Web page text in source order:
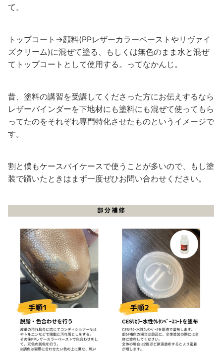
て。
トップコート→顔料(PPレザーカラーペーストやリヴァイ
ズクリーム)に混ぜて塗る、もしくは無色のまま水と混ぜ
てトップコートとして使用する。ってなかんじ。
昔、塗料の講習を受講してくださった方にお伝えするなら
レザーバインダーを下地材にも塗料にも混ぜて使ってもら
ってたのをそれぞれ専門特化させたものというイメージで
す。
割と僕もケースバイケースで使うことが多いので、もし塗
装で躓いたときはまず一度ぜひお問い合わせください。